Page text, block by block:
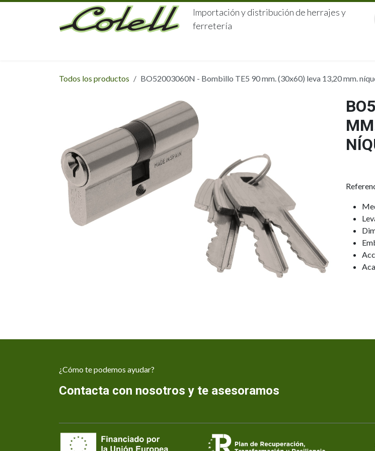
Ir al contenido
Importación y distribución de herrajes y
ferretería
Todos los productos BO52003060N - Bombillo TE5 90 mm. (30x60) leva 13,20 mm.
¿Cómo te podemos ayudar?
Contacta con nosotros y te asesoramos